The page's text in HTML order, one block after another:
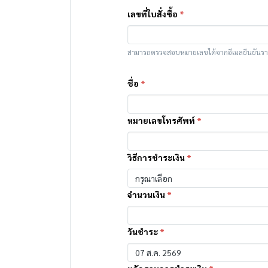
เลขที่ใบสั่งซื้อ *
สามารถตรวจสอบหมายเลขได้จากอีเมลยืนยันร
ชื่อ *
หมายเลขโทรศัพท์ *
วิธีการชำระเงิน *
กรุณาเลือก
จำนวนเงิน *
วันชำระ *